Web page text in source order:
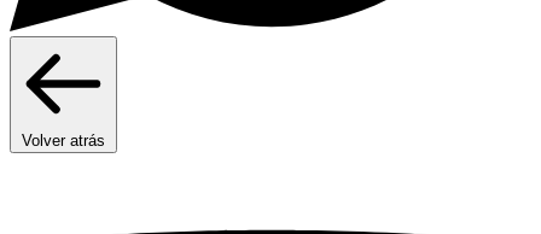
Volver atrás